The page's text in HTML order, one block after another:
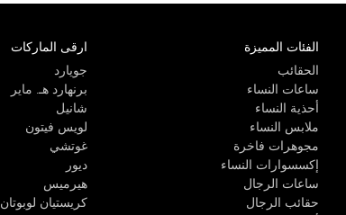
الفئات المميزة
الحقائب
ساعات النساء
أحذية النساء
ملابس النساء
مجوهرات فاخرة
إكسسوارات النساء
ساعات الرجال
حقائب الرجال
ارقى الماركات
جويارد
برنهارد هـ. ماير
شانيل
لويس فيتون
غوتشي
ديور
هيرميس
كريستيان لوبوتان